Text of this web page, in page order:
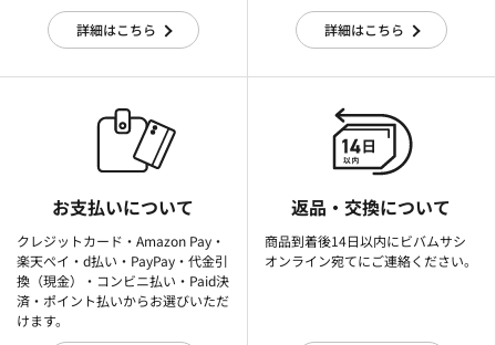
詳細はこちら 詳細はこちら
お支払いについて
クレジットカード・Amazon Pay・
楽天ぺイ・d払い・PayPay・代金引
換（現金）・コンビニ払い・Paid決
済・ポイント払いからお選びいただ
けます。
返品・交換について
商品到着後14日以内にビバムサシ
オンライン宛てにご連絡ください。